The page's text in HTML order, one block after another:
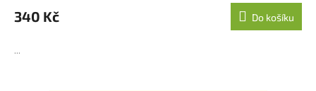
340 Kč Do košíku
...